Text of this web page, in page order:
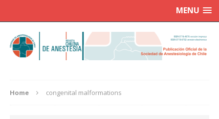
MENU
Home congenital malformations